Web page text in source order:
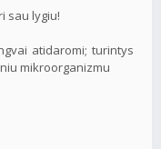
sau lygiu!
atidaromi; turintys
mikroorganizmu